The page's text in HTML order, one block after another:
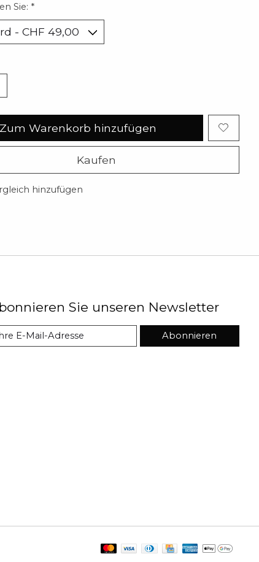
Sie: *
Zum Warenkorb hinzufügen
Kaufen
hinzufügen
Sie unseren Newsletter
Abonnieren